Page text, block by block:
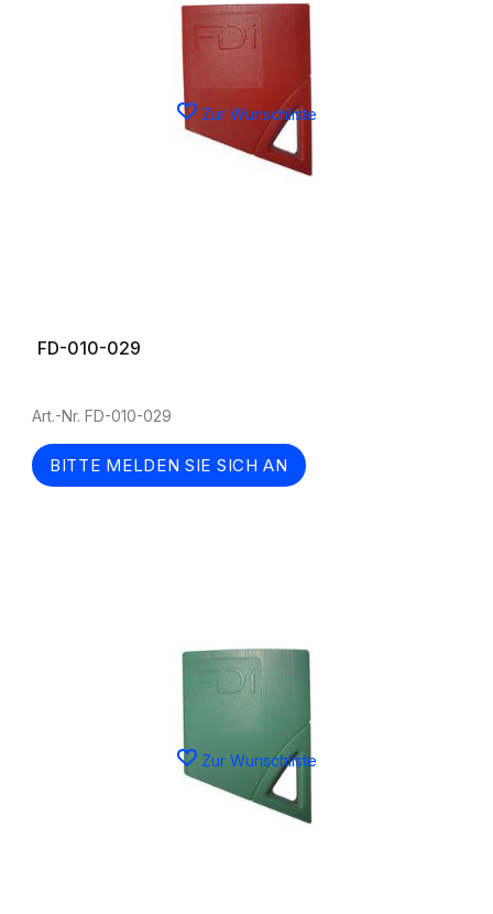
Zur Wunschliste
FD-010-029
Art.-Nr. FD-010-029
BITTE MELDEN SIE SICH AN
Zur Wunschliste